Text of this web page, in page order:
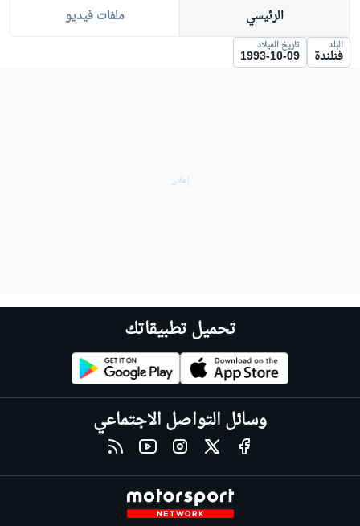
الرئيسي ملفات فيديو
البلد
فنلندة
تاريخ الميلاد
1993-10-09
تحميل تطبيقاتك
وسائل التواصل الاجتماعي